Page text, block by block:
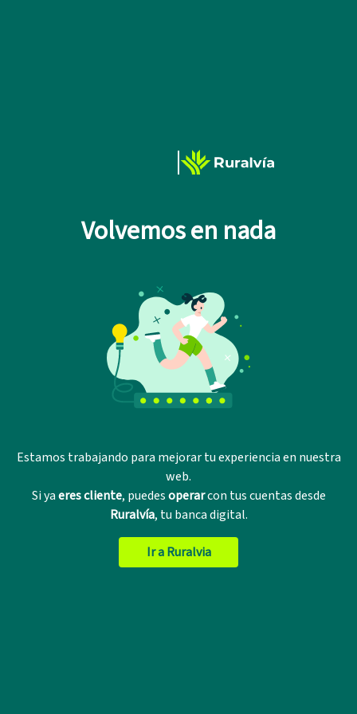
Volvemos en nada
Estamos trabajando para mejorar tu experiencia en nuestra
web.
Si yaeres cliente, puedesoperarcon tus cuentas desde
Ruralvía, tu banca digital.
Ir a Ruralvia